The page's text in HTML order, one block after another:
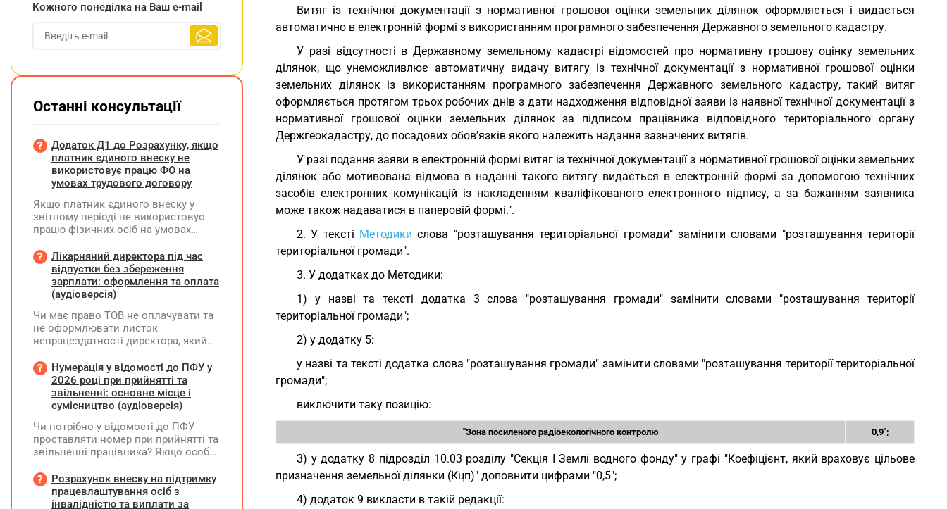
Витяг із технічної документації з нормативної грошової оцінки земельних ділянок оформляється і видається
автоматично в електронній формі з використанням програмного забезпечення Державного земельного кадастру.
У разі відсутності в Державному земельному кадастрі відомостей про нормативну грошову оцінку земельних
ділянок, що унеможливлює автоматичну видачу витягу із технічної документації з нормативної грошової оцінки
земельних ділянок із використанням програмного забезпечення Державного земельного кадастру, такий витяг
оформляється протягом трьох робочих днів з дати надходження відповідної заяви із наявної технічної документації з
нормативної грошової оцінки земельних ділянок за підписом працівника відповідного територіального органу
Держгеокадастру, до посадових обов’язків якого належить надання зазначених витягів.
У разі подання заяви в електронній формі витяг із технічної документації з нормативної грошової оцінки земельних
ділянок або мотивована відмова в наданні такого витягу видається в електронній формі за допомогою технічних
засобів електронних комунікацій із накладенням кваліфікованого електронного підпису, а за бажанням заявника
може також надаватися в паперовій формі.".
2. У тексті Методики слова "розташування територіальної громади" замінити словами "розташування території
територіальної громади".
3. У додатках до Методики:
1) у назві та тексті додатка 3 слова "розташування громади" замінити словами "розташування території
територіальної громади";
2) у додатку 5:
у назві та тексті додатка слова "розташування громади" замінити словами "розташування території територіальної
громади";
виключити таку позицію:
"Зона посиленого радіоекологічного контролю 0,9";
3) у додатку 8 підрозділ 10.03 розділу "Секція I Землі водного фонду" у графі "Коефіцієнт, який враховує цільове
призначення земельної ділянки (Кцп)" доповнити цифрами "0,5";
4) додаток 9 викласти в такій редакції:
Кожного понеділка на Ваш e-mail
Останні консультації
Додаток Д1 до Розрахунку, якщо
платник єдиного внеску не
використовує працю ФО на
умовах трудового договору
Якщо платник єдиного внеску у
звітному періоді не використовує
працю фізичних осіб на умовах
на інших умовах, передбачених
законодавством, Додаток Д1/
Додаток ФІЗ-Д1 за відповідний
період не подається
Лікарняний директора під час
відпустки без збереження
зарплати: оформлення та оплата
(аудіоверсія)
Чи має право ТОВ не оплачувати та
не оформлювати листок
непрацездатності директора, який
збереження заробітної плати під час
призупинення діяльності
підприємства?
Нумерація у відомості до ПФУ у
2026 році при прийнятті та
звільненні: основне місце і
сумісництво (аудіоверсія)
Чи потрібно у відомості до ПФУ
проставляти номер при прийнятті та
звільненні працівника? Якщо особа
місцем роботи та за сумісництвом,
чи рахується це як два роботодавці?
Розрахунок внеску на підтримку
працевлаштування осіб з
інвалідністю та виплати за